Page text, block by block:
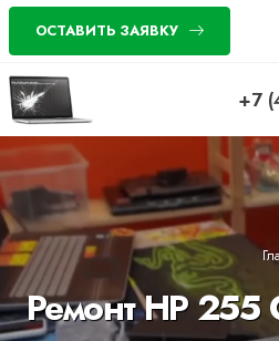
ОСТАВИТЬ ЗАЯВКУ
+7
Ремонт HP 255